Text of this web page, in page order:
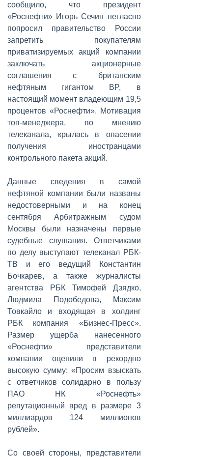
сообщило, что президент
«Роснефти» Игорь Сечин негласно
попросил правительство России
запретить покупателям
приватизируемых акций компании
заключать акционерные
соглашения с британским
нефтяным гигантом BP, в
настоящий момент владеющим 19,5
процентов «Роснефти». Мотивация
топ-менеджера, по мнению
телеканала, крылась в опасении
получения иностранцами
контрольного пакета акций.
Данные сведения в самой
нефтяной компании были названы
недостоверными и на конец
сентября Арбитражным судом
Москвы были назначены первые
судебные слушания. Ответчиками
по делу выступают телеканал РБК-
ТВ и его ведущий Константин
Бочкарев, а также журналисты
агентства РБК Тимофей Дзядко,
Людмила Подобедова, Максим
Товкайло и входящая в холдинг
РБК компания «Бизнес-Пресс».
Размер ущерба нанесенного
«Роснефти» представители
компании оценили в рекордно
высокую сумму: «Просим взыскать
с ответчиков солидарно в пользу
ПАО НК «Роснефть»
репутационный вред в размере 3
миллиардов 124 миллионов
рублей».
Со своей стороны, представители